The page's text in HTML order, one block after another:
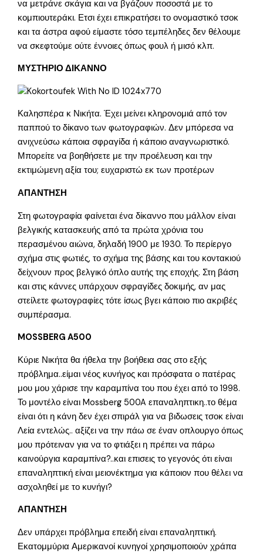
να μετράνε σκάγια και να βγάζουν ποσοστά με το
κομπιουτεράκι. Ετσι έχει επικρατήσει το ονομαστικό τσοκ
και τα άστρα αφού είμαστε τόσο τεμπέληδες δεν θέλουμε
να σκεφτούμε ούτε έννοιες όπως φουλ ή μισό κλπ.
ΜΥΣΤΗΡΙΟ ΔΙΚΑΝΝΟ
Καλησπέρα κ Νικήτα. Έχει μείνει κληρονομιά από τον
παππού το δίκανο των φωτογραφιών. Δεν μπόρεσα να
ανιχνεύσω κάποια σφραγίδα ή κάποιο αναγνωριστικό.
Μπορείτε να βοηθήσετε με την προέλευση και την
εκτιμώμενη αξία του; ευχαριστώ εκ των προτέρων
ΑΠΑΝΤΗΣΗ
Στη φωτογραφία φαίνεται ένα δίκαννο που μάλλον είναι
βελγικής κατασκευής από τα πρώτα χρόνια του
περασμένου αιώνα, δηλαδή 1900 με 1930. Το περίεργο
σχήμα στις φωτιές, το σχήμα της βάσης και του κοντακιού
δείχνουν προς βελγικό όπλο αυτής της εποχής. Στη βάση
και στις κάννες υπάρχουν σφραγίδες δοκιμής, αν μας
στείλετε φωτογραφίες τότε ίσως βγει κάποιο πιο ακριβές
συμπέρασμα.
MOSSBERG A500
Κύριε Νικήτα θα ήθελα την βοήθεια σας στο εξής
πρόβλημα..είμαι νέος κυνήγος και πρόσφατα ο πατέρας
μου μου χάρισε την καραμπίνα του που έχει από το 1998.
Το μοντέλο είναι Mossberg 500A επαναληπτικη..το θέμα
είναι ότι η κάνη δεν έχει σπιράλ για να βιδωσεις τσοκ είναι
Λεία εντελώς.. αξίζει να την πάω σε έναν οπλουργο όπως
μου πρότειναν για να το φτιάξει η πρέπει να πάρω
καινούργια καραμπίνα?..και επισεις το γεγονός ότι είναι
επαναληπτική είναι μειονέκτημα για κάποιον που θέλει να
ασχοληθεί με το κυνήγι?
ΑΠΑΝΤΗΣΗ
Δεν υπάρχει πρόβλημα επειδή είναι επαναληπτική.
Εκατομμύρια Αμερικανοί κυνηγοί χρησιμοποιούν χράπα